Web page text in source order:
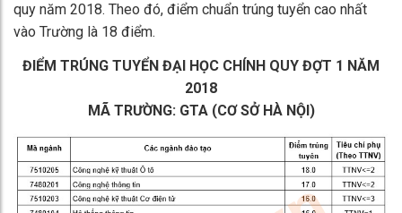
quy năm 2018. Theo đó, điểm chuẩn trúng tuyển cao nhất
vào Trường là 18 điểm.
ĐIỂM TRÚNG TUYỂN ĐẠI HỌC CHÍNH QUY ĐỢT 1 NĂM
2018
MÃ TRƯỜNG: GTA (CƠ SỞ HÀ NỘI)